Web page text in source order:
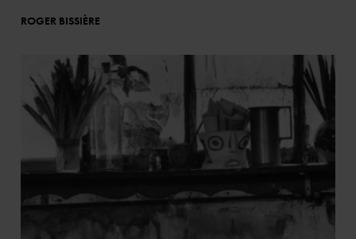
ROGER BISSIÈRE